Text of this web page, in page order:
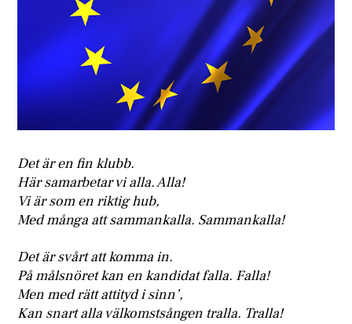
Det är en fin klubb.
Här samarbetar vi alla. Alla!
Vi är som en riktig hub,
Med många att sammankalla. Sammankalla!
Det är svårt att komma in.
På målsnöret kan en kandidat falla. Falla!
Men med rätt attityd i sinn’,
Kan snart alla välkomstsången tralla. Tralla!